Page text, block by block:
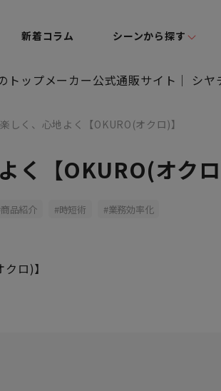
新着コラム シーンから探す
しく、心地よく【OKURO(オクロ)】
く【OKURO(オクロ
商品紹介 時短術 業務効率化